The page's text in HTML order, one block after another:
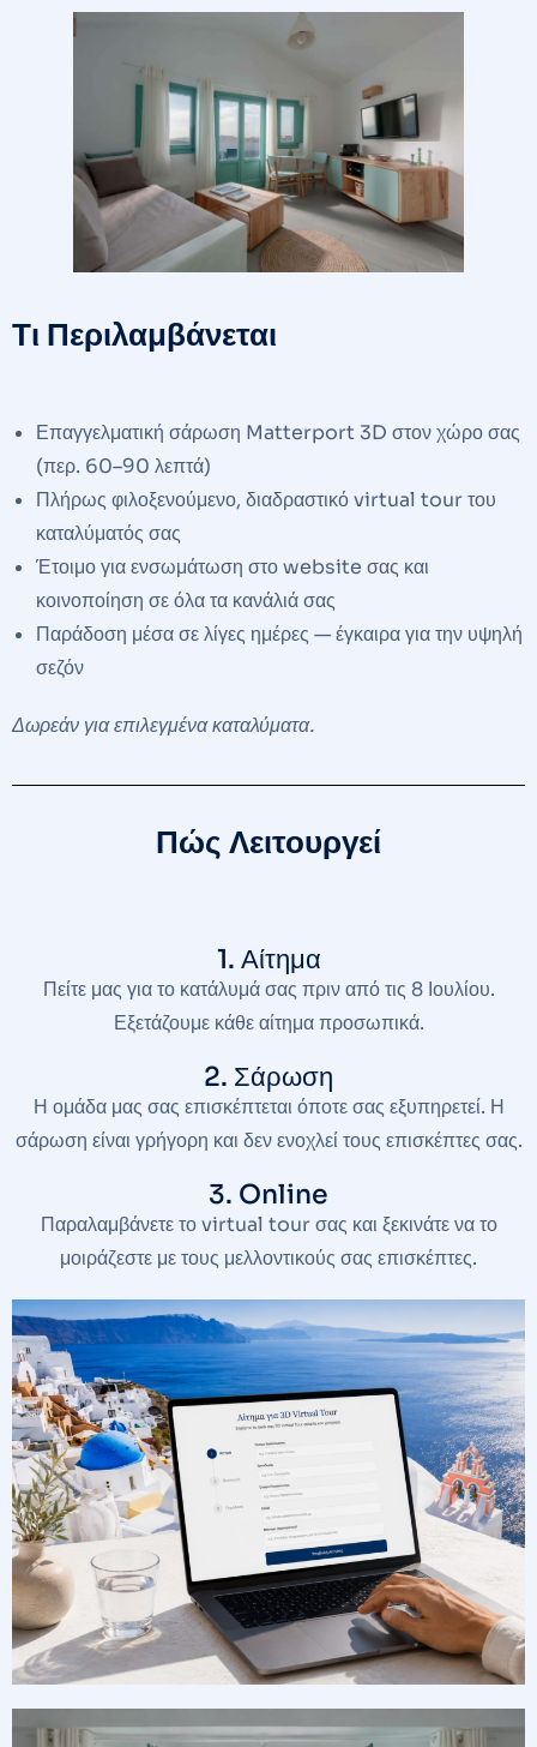
Τι Περιλαμβάνεται
Επαγγελματική σάρωση Matterport 3D στον χώρο σας
(περ. 60–90 λεπτά)
Πλήρως φιλοξενούμενο, διαδραστικό virtual tour του
καταλύματός σας
Έτοιμο για ενσωμάτωση στο website σας και
κοινοποίηση σε όλα τα κανάλιά σας
Παράδοση μέσα σε λίγες ημέρες — έγκαιρα για την υψηλή
σεζόν
Δωρεάν για επιλεγμένα καταλύματα.
Πώς Λειτουργεί
1. Αίτημα
Πείτε μας για το κατάλυμά σας πριν από τις 8 Ιουλίου.
Εξετάζουμε κάθε αίτημα προσωπικά.
2. Σάρωση
Η ομάδα μας σας επισκέπτεται όποτε σας εξυπηρετεί. Η
σάρωση είναι γρήγορη και δεν ενοχλεί τους επισκέπτες σας.
3. Online
Παραλαμβάνετε το virtual tour σας και ξεκινάτε να το
μοιράζεστε με τους μελλοντικούς σας επισκέπτες.